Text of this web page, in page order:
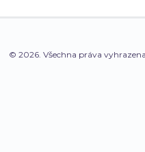
© 2026. Všechna práva vyhrazena.